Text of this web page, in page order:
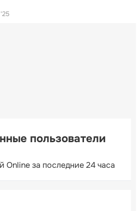
пользователи
Online за последние 24 часа